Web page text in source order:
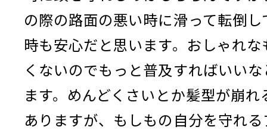
の際の路面の悪い時に滑って転倒
時も安心だと思います。おしゃれ
くないのでもっと普及すればいい
ます。めんどくさいとか髪型が崩れ
ありますが、もしもの自分を守れ